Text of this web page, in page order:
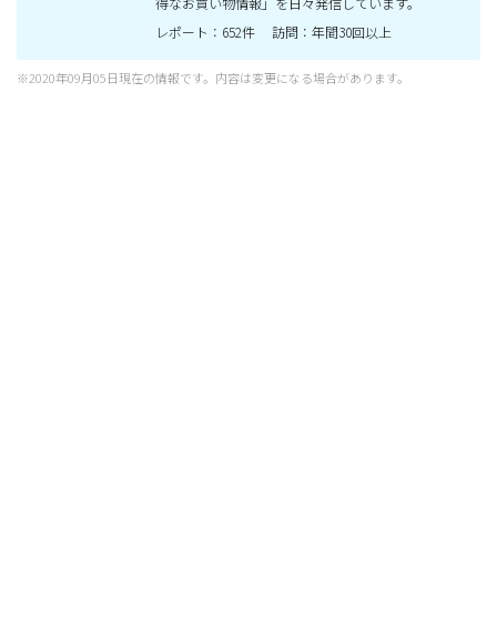
レポート：652件 訪問：年間30回以上
※2020年09月05日現在の情報です。内容は変更になる場合があります。